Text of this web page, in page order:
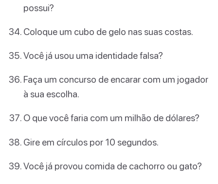
possui?
Coloque um cubo de gelo nas suas costas.
Você já usou uma identidade falsa?
Faça um concurso de encarar com um jogador
à sua escolha.
O que você faria com um milhão de dólares?
Gire em círculos por 10 segundos.
Você já provou comida de cachorro ou gato?